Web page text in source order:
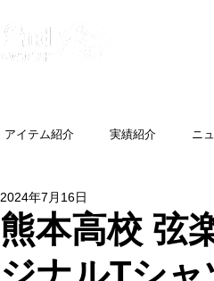
アイテム紹介 実績紹介 ニ
熊本高校 弦
2024年7月16日